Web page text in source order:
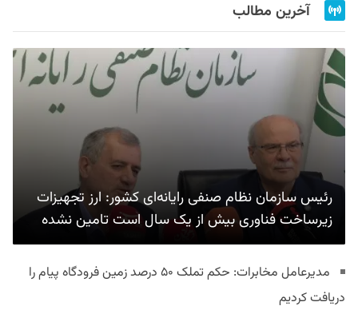
آخرین مطالب
رئیس سازمان نظام صنفی رایانه‌ای کشور: ارز تجهیزات
زیرساخت فناوری بیش از یک سال است تامین نشده
مدیرعامل مخابرات: حکم تملک ۵۰ درصد زمین فرودگاه پیام را
دریافت کردیم